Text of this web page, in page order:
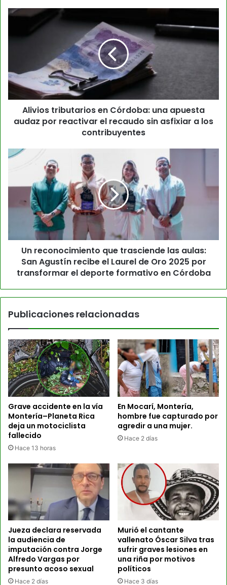
Alivios tributarios en Córdoba: una apuesta
audaz por reactivar el recaudo sin asfixiar a los
contribuyentes
Un reconocimiento que trasciende las aulas:
San Agustín recibe el Laurel de Oro 2025 por
transformar el deporte formativo en Córdoba
Publicaciones relacionadas
Grave accidente en la vía
Montería–Planeta Rica
deja un motociclista
fallecido
Hace 13 horas
En Mocarí, Montería,
hombre fue capturado por
agredir a una mujer.
Hace 2 días
Jueza declara reservada
la audiencia de
imputación contra Jorge
Alfredo Vargas por
presunto acoso sexual
Hace 2 días
Murió el cantante
vallenato Óscar Silva tras
sufrir graves lesiones en
una riña por motivos
políticos
Hace 3 días